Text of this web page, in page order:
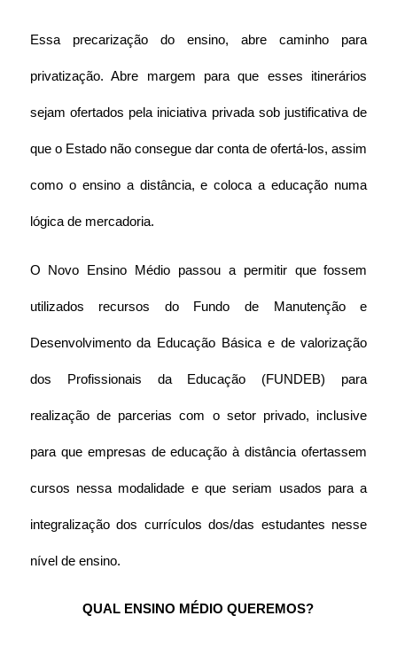
Essa precarização do ensino, abre caminho para
privatização. Abre margem para que esses itinerários
sejam ofertados pela iniciativa privada sob justificativa de
que o Estado não consegue dar conta de ofertá-los, assim
como o ensino a distância, e coloca a educação numa
lógica de mercadoria.
O Novo Ensino Médio passou a permitir que fossem
utilizados recursos do Fundo de Manutenção e
Desenvolvimento da Educação Básica e de valorização
dos Profissionais da Educação (FUNDEB) para
realização de parcerias com o setor privado, inclusive
para que empresas de educação à distância ofertassem
cursos nessa modalidade e que seriam usados para a
integralização dos currículos dos/das estudantes nesse
nível de ensino.
QUAL ENSINO MÉDIO QUEREMOS?